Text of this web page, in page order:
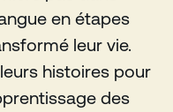
en étapes
leur vie.
histoires pour
des